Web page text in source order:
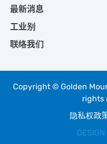
最新消息
工业别
联络我们
Copyright © Golden
rights
隐私权政